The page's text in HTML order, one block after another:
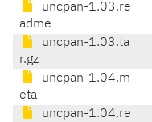
uncpan-1.03.re
adme
uncpan-1.03.ta
r.gz
uncpan-1.04.m
eta
uncpan-1.04.re